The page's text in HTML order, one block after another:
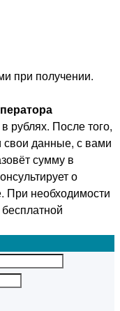
при получении.
рублях. После того,
свои данные, с вами
сумму в
о
При необходимости